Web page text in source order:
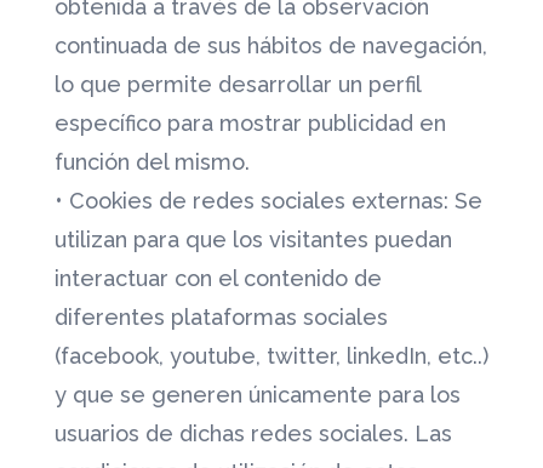
obtenida a través de la observación
continuada de sus hábitos de navegación,
lo que permite desarrollar un perfil
específico para mostrar publicidad en
función del mismo.
• Cookies de redes sociales externas: Se
utilizan para que los visitantes puedan
interactuar con el contenido de
diferentes plataformas sociales
(facebook, youtube, twitter, linkedIn, etc..)
y que se generen únicamente para los
usuarios de dichas redes sociales. Las